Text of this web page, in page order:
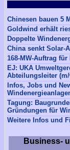
Chinesen bauen 5
Goldwind erhält
Doppelte
China senkt Solar-
168-MW-Auftrag
EJ: UKA
Abteilungsleiter
Infos, Jobs und
Tagung:
Gründungen für
Weitere Infos und
Business-